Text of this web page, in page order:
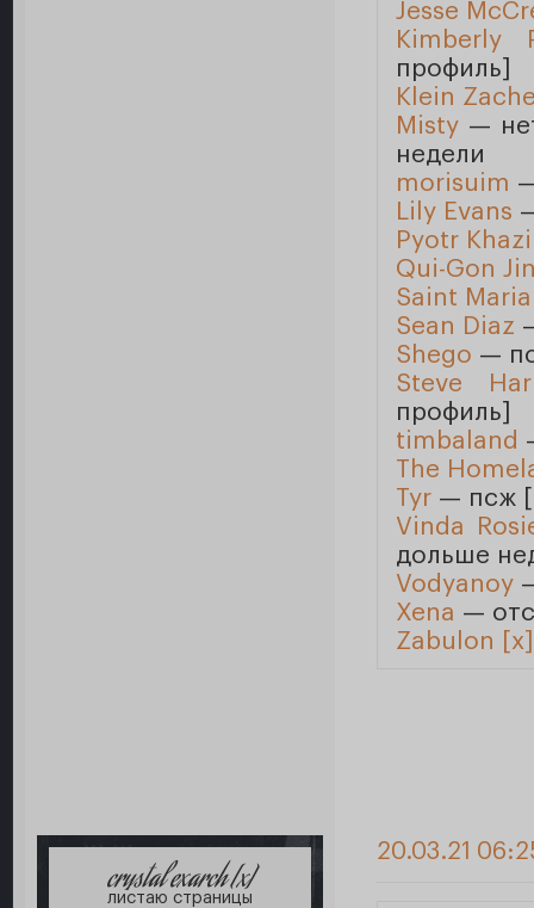
Jesse
Kimberly
профиль]
Klein
Misty —
недели
morisuim
Lily Evans
Pyotr
Qui-Gon
Saint Maria
Sean Diaz
Shego —
Steve
профиль]
timbaland
The
Tyr — псж [
Vinda
дольше
Vodyanoy
Xena —
Zabulon [x]
crystal exarch [x]
листаю страницы
20.03.21